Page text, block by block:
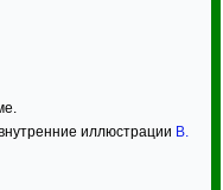
иллюстрации В.